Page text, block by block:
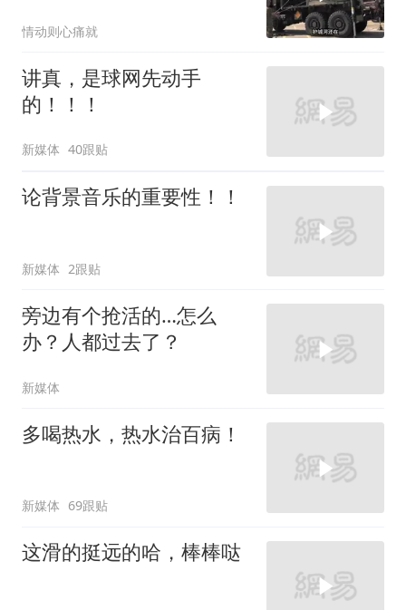
情动则心痛就
讲真，是球网先动手
的！！！
新媒体 40跟贴
论背景音乐的重要性！！
新媒体 2跟贴
旁边有个抢活的…怎么
办？人都过去了？
新媒体
多喝热水，热水治百病！
新媒体 69跟贴
这滑的挺远的哈，棒棒哒